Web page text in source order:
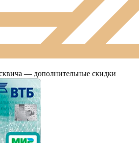
— дополнительные скидки